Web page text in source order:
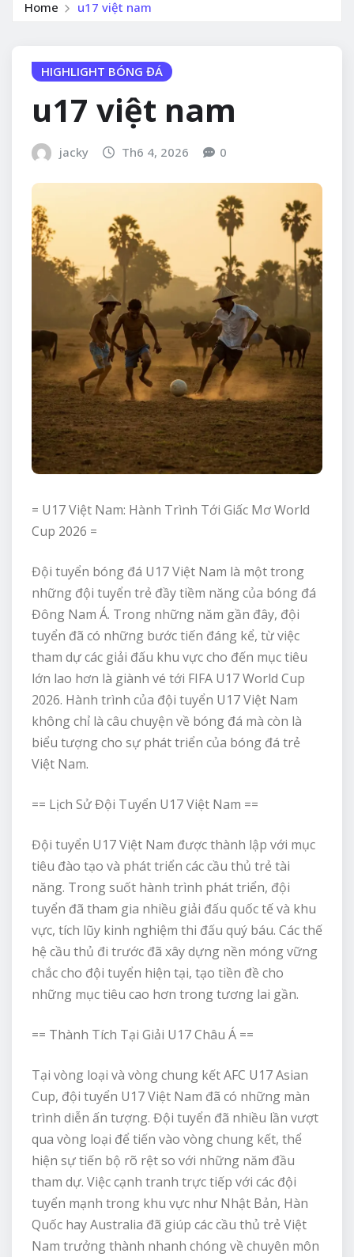
Home u17 việt nam
HIGHLIGHT BÓNG ĐÁ
u17 việt nam
jacky Th6 4, 2026 0
= U17 Việt Nam: Hành Trình Tới Giấc Mơ World
Cup 2026 =
Đội tuyển bóng đá U17 Việt Nam là một trong
những đội tuyển trẻ đầy tiềm năng của bóng đá
Đông Nam Á. Trong những năm gần đây, đội
tuyển đã có những bước tiến đáng kể, từ việc
tham dự các giải đấu khu vực cho đến mục tiêu
lớn lao hơn là giành vé tới FIFA U17 World Cup
2026. Hành trình của đội tuyển U17 Việt Nam
không chỉ là câu chuyện về bóng đá mà còn là
biểu tượng cho sự phát triển của bóng đá trẻ
Việt Nam.
== Lịch Sử Đội Tuyển U17 Việt Nam ==
Đội tuyển U17 Việt Nam được thành lập với mục
tiêu đào tạo và phát triển các cầu thủ trẻ tài
năng. Trong suốt hành trình phát triển, đội
tuyển đã tham gia nhiều giải đấu quốc tế và khu
vực, tích lũy kinh nghiệm thi đấu quý báu. Các thế
hệ cầu thủ đi trước đã xây dựng nền móng vững
chắc cho đội tuyển hiện tại, tạo tiền đề cho
những mục tiêu cao hơn trong tương lai gần.
== Thành Tích Tại Giải U17 Châu Á ==
Tại vòng loại và vòng chung kết AFC U17 Asian
Cup, đội tuyển U17 Việt Nam đã có những màn
trình diễn ấn tượng. Đội tuyển đã nhiều lần vượt
qua vòng loại để tiến vào vòng chung kết, thể
hiện sự tiến bộ rõ rệt so với những năm đầu
tham dự. Việc cạnh tranh trực tiếp với các đội
tuyển mạnh trong khu vực như Nhật Bản, Hàn
Quốc hay Australia đã giúp các cầu thủ trẻ Việt
Nam trưởng thành nhanh chóng về chuyên môn